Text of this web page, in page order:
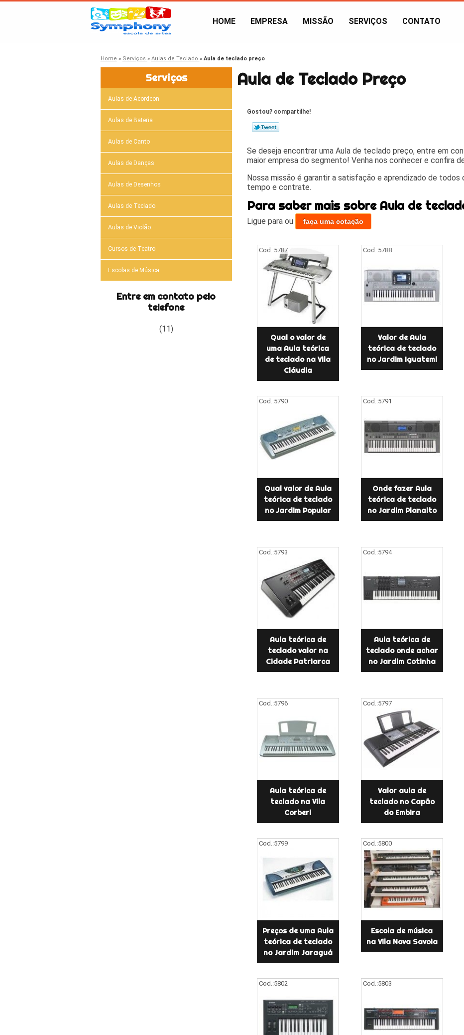
HOME EMPRESA MISSÃO SERVIÇOS CONTATO
Home » Serviços » Aulas de Teclado » Aula de teclado preço
Serviços
Aulas de Acordeon
Aulas de Bateria
Aulas de Canto
Aulas de Danças
Aulas de Desenhos
Aulas de Teclado
Aulas de Violão
Cursos de Teatro
Escolas de Música
Entre em contato pelo
telefone
(11)
Aula de Teclado Preço
Gostou? compartilhe!
Se deseja encontrar uma Aula de teclado preço, entre em
maior empresa do segmento! Venha nos conhecer e confira
Nossa missão é garantir a satisfação e aprendizado de
tempo e contrate.
Para saber mais sobre Aula de
Ligue para ou faça uma cotação
Cod.:5787
Qual o valor de
uma Aula teórica
de teclado na Vila
Cláudia
Cod.:5788
Valor de Aula
teórica de teclado
no Jardim Iguatemi
Cod.:5790
Qual valor de Aula
teórica de teclado
no Jardim Popular
Cod.:5791
Onde fazer Aula
teórica de teclado
no Jardim Planalto
Cod.:5793
Aula teórica de
teclado valor na
Cidade Patriarca
Cod.:5794
Aula teórica de
teclado onde achar
no Jardim Cotinha
Cod.:5796
Aula teórica de
teclado na Vila
Corberi
Cod.:5797
Valor aula de
teclado no Capão
do Embira
Cod.:5799
Preços de uma Aula
teórica de teclado
no Jardim Jaraguá
Cod.:5800
Escola de música
na Vila Nova Savoia
Cod.:5802 Cod.:5803